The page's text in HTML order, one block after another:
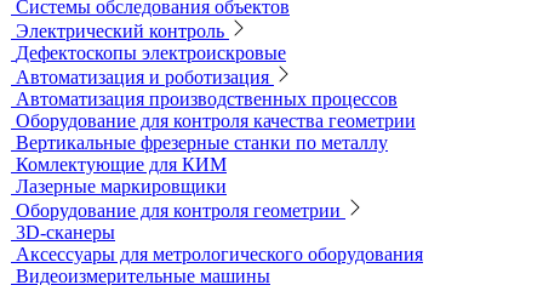
Течеискатели корреляционные
Течеискатели многодатчиковые
Трассотечеискатели
Контроль в строительстве
Виброизмерительные приборы
Диагностика свай
Измерители теплопроводности
Контроль арматуры
Контроль дорог и грунтов
Контроль прочности бетона
Приборы теплового контроля
Прочность сцепления, адгезия
Системы обследования объектов